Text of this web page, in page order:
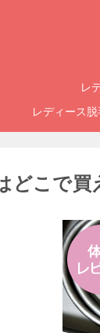
レ
レディース
どこで買